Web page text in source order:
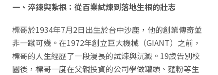
一、淬鍊與紮根：從百業試煉到落地生根的壯志
標哥於1934年7月2日出生於台中沙鹿，他的創業傳奇並
非一蹴可幾。在1972年創立巨大機械（GIANT）之前，
標哥的人生經歷了一段漫長的試煉與沉澱。19歲告別校
園後，標哥一度在父親投資的公司學做罐頭、麵粉等生